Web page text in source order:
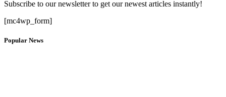
Subscribe to our newsletter to get our newest articles instantly!
[mc4wp_form]
Popular News